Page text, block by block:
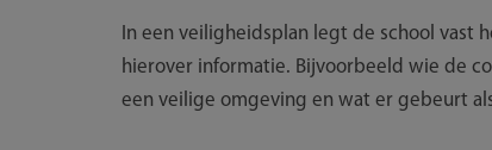
In een veiligheidsplan legt de school vast
hierover informatie. Bijvoorbeeld wie de
een veilige omgeving en wat er gebeurt